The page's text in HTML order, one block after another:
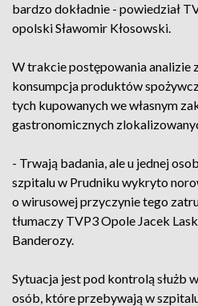
bardzo dokładnie - powiedział
opolski Sławomir Kłosowski.
W trakcie postępowania analizie
konsumpcja produktów
tych kupowanych we własnym
gastronomicznych
- Trwają badania, ale u jednej
szpitalu w Prudniku wykryto
o wirusowej przyczynie tego
tłumaczy TVP3 Opole Jacek
Banderozy.
Sytuacja jest pod kontrolą służb
osób, które przebywają w